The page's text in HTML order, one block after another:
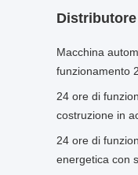
Macchina
funzionamento
24 ore di
costruzione in
24 ore di
energetica con